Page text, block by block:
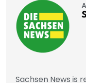
Sachsen News is